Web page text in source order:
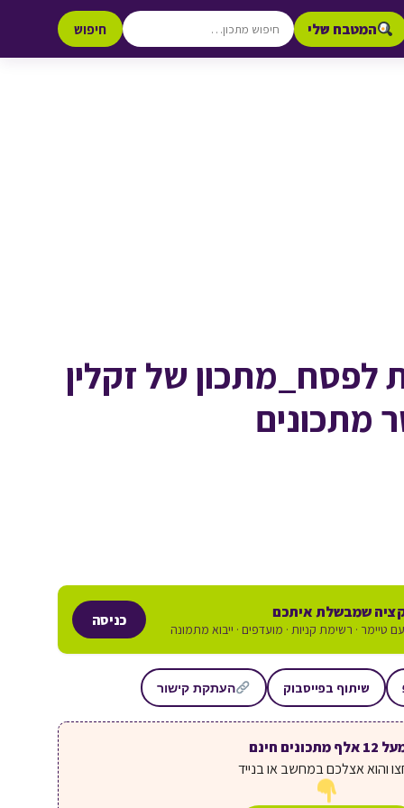
המטבח שלי חיפוש
לפסח_מתכון של זקלין
מתכונים
שמבשלת איתכם
טיימר · רשימת קניות · מועדפים · ייבוא מתמונה
כניסה
שיתוף בפייסבוק העתקת קישור
אלף מתכונים חינם
והוא אצלכם במחשב או בנייד